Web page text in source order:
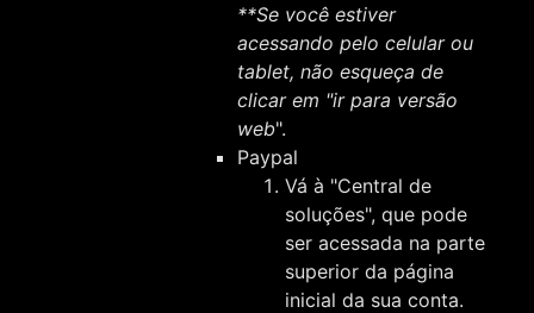
**Se você estiver
acessando pelo celular ou
tablet, não esqueça de
clicar em "ir para versão
web".
Paypal
Vá à "Central de
soluções", que pode
ser acessada na parte
superior da página
inicial da sua conta.